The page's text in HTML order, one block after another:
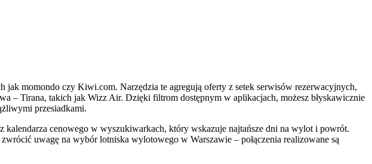
momondo czy Kiwi.com. Narzędzia te agregują oferty z setek serwisów rezerwacyjnych,
– Tirana, takich jak Wizz Air. Dzięki filtrom dostępnym w aplikacjach, możesz błyskawicznie
przesiadkami.
kalendarza cenowego w wyszukiwarkach, który wskazuje najtańsze dni na wylot i powrót.
uwagę na wybór lotniska wylotowego w Warszawie – połączenia realizowane są